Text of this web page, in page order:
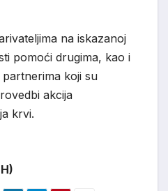
na iskazanoj
pomoći drugima, kao i
koji su
akcija
krvi.